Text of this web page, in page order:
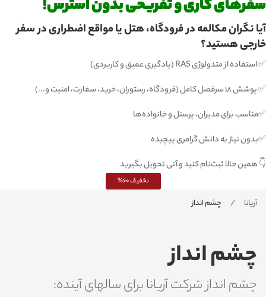
سفرهای کاری و تفریحی بدون استرس!
آیا نگران مکالمه در فرودگاه، هتل یا مواقع اضطراری در سفر
خارجی هستید؟
✅ استفاده از متدولوژی RAS (یادگیری عمیق و کاربردی)
✅ پوشش ۱۸ سرفصل کامل (فرودگاه، رستوران، خرید، سفارت، امنیت و...)
✅مناسب برای مدیران، پرسنل و خانواده‌ها
✅بدون نیاز به دانش گرامری پیچیده
👇 همین حالا ثبت‌نام کنید و آنی تحویل بگیرید
تخفیف 60%
آریانا چشم انداز
چشم انداز
چشم انداز شرکت آریانا برای سالهای آینده: